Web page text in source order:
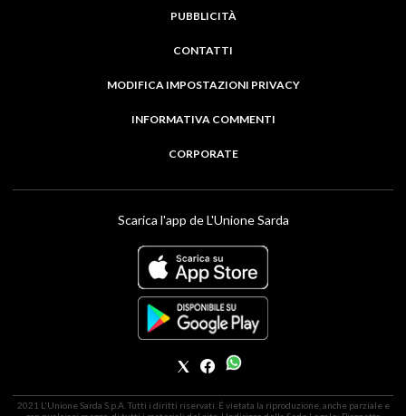
PUBBLICITÀ
CONTATTI
MODIFICA IMPOSTAZIONI PRIVACY
INFORMATIVA COMMENTI
CORPORATE
Scarica l'app de L'Unione Sarda
2021 L'Unione Sarda S.p.A. Tutti i diritti riservati. É vietata la riproduzione, anche parziale e